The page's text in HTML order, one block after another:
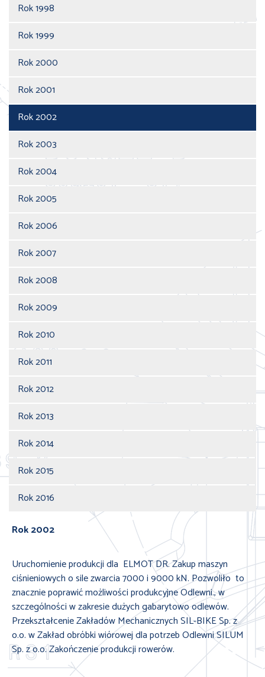
Rok 1998
Rok 1999
Rok 2000
Rok 2001
Rok 2002
Rok 2003
Rok 2004
Rok 2005
Rok 2006
Rok 2007
Rok 2008
Rok 2009
Rok 2010
Rok 2011
Rok 2012
Rok 2013
Rok 2014
Rok 2015
Rok 2016
Rok 2002
Uruchomienie produkcji dla ELMOT DR. Zakup maszyn
ciśnieniowych o sile zwarcia 7000 i 9000 kN. Pozwoliło to
znacznie poprawić możliwości produkcyjne Odlewni., w
szczególności w zakresie dużych gabarytowo odlewów.
Przekształcenie Zakładów Mechanicznych SIL-BIKE Sp. z
o.o. w Zakład obróbki wiórowej dla potrzeb Odlewni SILUM
Sp. z o.o. Zakończenie produkcji rowerów.